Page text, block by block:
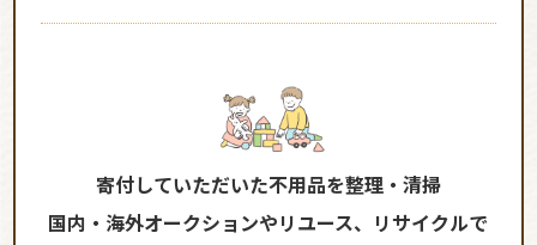
寄付していただいた不用品を整理・清掃
国内・海外オークションやリユース、リサイクルで